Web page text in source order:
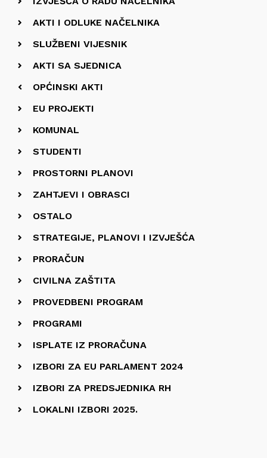
AKTI I ODLUKE NAČELNIKA
SLUŽBENI VIJESNIK
AKTI SA SJEDNICA
OPĆINSKI AKTI
EU PROJEKTI
KOMUNAL
STUDENTI
PROSTORNI PLANOVI
ZAHTJEVI I OBRASCI
OSTALO
STRATEGIJE, PLANOVI I IZVJEŠĆA
PRORAČUN
CIVILNA ZAŠTITA
PROVEDBENI PROGRAM
PROGRAMI
ISPLATE IZ PRORAČUNA
IZBORI ZA EU PARLAMENT 2024
IZBORI ZA PREDSJEDNIKA RH
LOKALNI IZBORI 2025.